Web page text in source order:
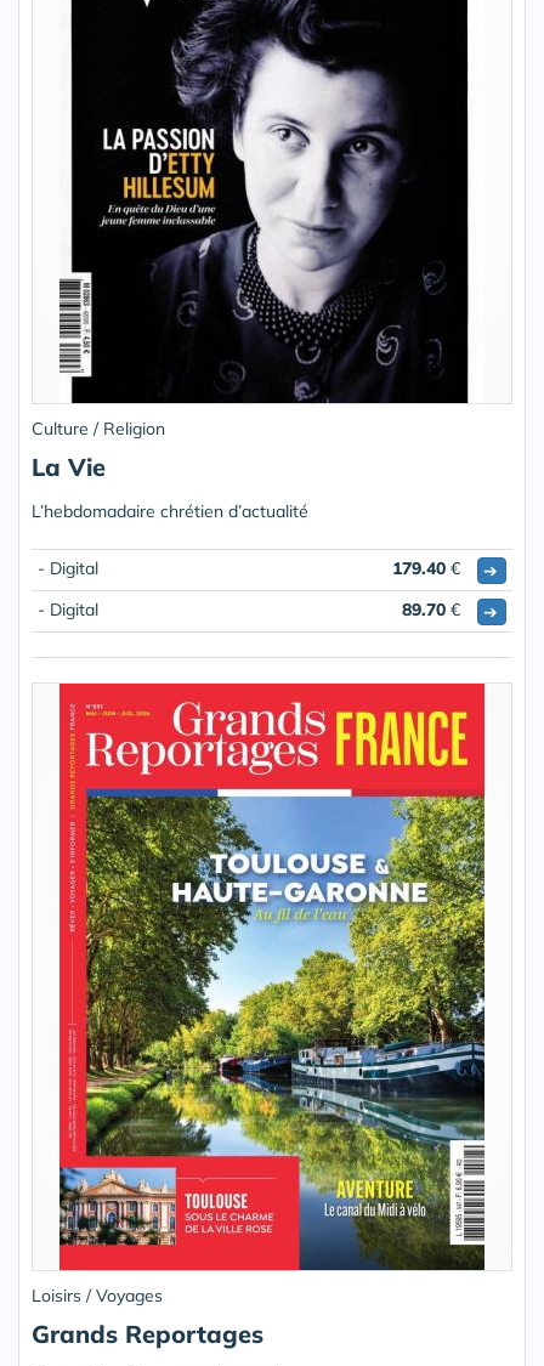
Culture / Religion
La Vie
L’hebdomadaire chrétien d’actualité
- Digital 179.40 €
➔
- Digital
89.70 € ➔
Loisirs / Voyages
Grands Reportages